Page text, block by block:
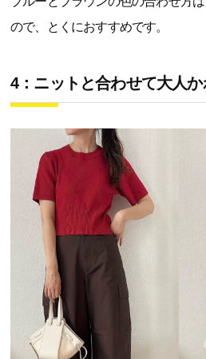
ので、とくにおすすめです。
4：ニットと合わせて大人か